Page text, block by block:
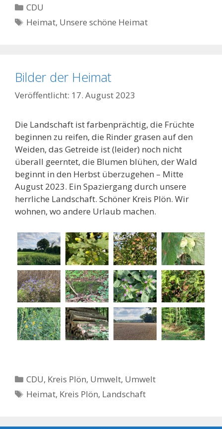
Kategorien
CDU
Schlagwörter
Heimat, Unsere schöne Heimat
Bilder der Heimat
17. August 2023
Die Landschaft ist farbenprächtig, die Früchte
beginnen zu reifen, die Rinder grasen auf den
Weiden, das Getreide ist (leider) noch nicht
überall geerntet, die Blumen blühen, der Wald
beginnt in den Herbst überzugehen – Mitte
August 2023. Ein Spaziergang durch unsere
herrliche Landschaft. Schöner Kreis Plön. Wir
wohnen, wo andere Urlaub machen.
Kategorien
CDU, Kreis Plön, Umwelt, Umwelt
Schlagwörter
Heimat, Kreis Plön, Landschaft